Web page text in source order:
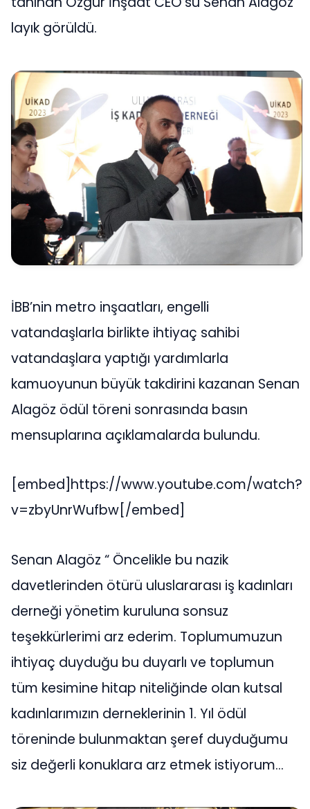
layık görüldü.
İBB’nin metro inşaatları, engelli
vatandaşlarla birlikte ihtiyaç sahibi
vatandaşlara yaptığı yardımlarla
kamuoyunun büyük takdirini kazanan Senan
Alagöz ödül töreni sonrasında basın
mensuplarına açıklamalarda bulundu.
[embed]https://www.youtube.com/watch?
v=zbyUnrWufbw[/embed]
Senan Alagöz “ Öncelikle bu nazik
davetlerinden ötürü uluslararası iş kadınları
derneği yönetim kuruluna sonsuz
teşekkürlerimi arz ederim. Toplumumuzun
ihtiyaç duyduğu bu duyarlı ve toplumun
tüm kesimine hitap niteliğinde olan kutsal
kadınlarımızın derneklerinin 1. Yıl ödül
töreninde bulunmaktan şeref duyduğumu
siz değerli konuklara arz etmek istiyorum…